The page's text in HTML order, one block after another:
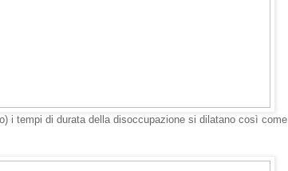
i tempi di durata della disoccupazione si dilatano così come